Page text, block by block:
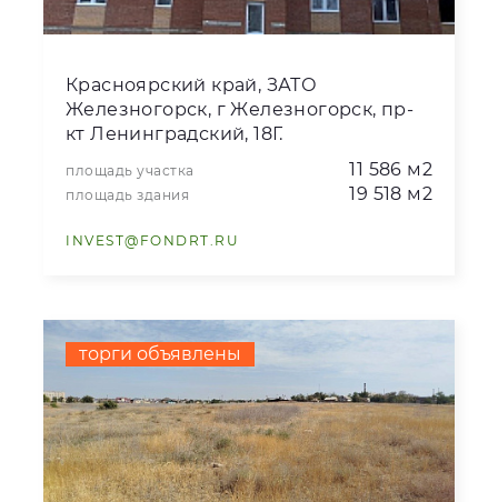
Красноярский край, ЗАТО
Железногорск, г Железногорск, пр-
кт Ленинградский, 18Г.
площадь участка 11 586 м2
площадь здания 19 518 м2
INVEST@FONDRT.RU
торги объявлены